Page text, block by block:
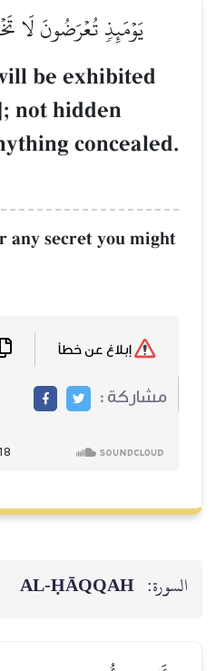
يَوۡمَئِذٖ تُعۡرَضُونَ لَا
be exhibited
not hidden
concealed.
any secret you might
مشاركة :
السورة: AL‑ḤĀQQAH